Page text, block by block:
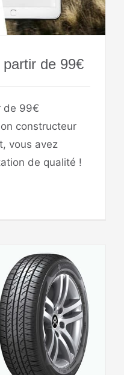
de 99€
de 99€
constructeur
vous avez
de qualité !